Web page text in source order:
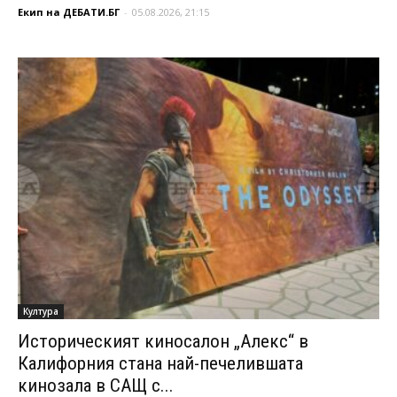
Екип на ДЕБАТИ.БГ - 05.08.2026, 21:15
Култура
Историческият киносалон „Алекс“ в
Калифорния стана най-печелившата
кинозала в САЩ с...